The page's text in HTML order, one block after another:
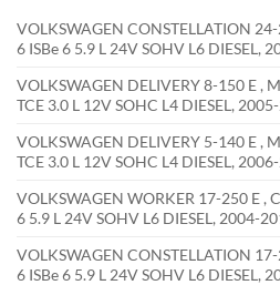
VOLKSWAGEN CONSTELLATION
6 ISBe 6 5.9 L 24V SOHV L6 DIESEL,
VOLKSWAGEN DELIVERY 8-150 E ,
TCE 3.0 L 12V SOHC L4 DIESEL,
VOLKSWAGEN DELIVERY 5-140 E ,
TCE 3.0 L 12V SOHC L4 DIESEL,
VOLKSWAGEN WORKER 17-250 E ,
6 5.9 L 24V SOHV L6 DIESEL, 2004-
VOLKSWAGEN CONSTELLATION
6 ISBe 6 5.9 L 24V SOHV L6 DIESEL,